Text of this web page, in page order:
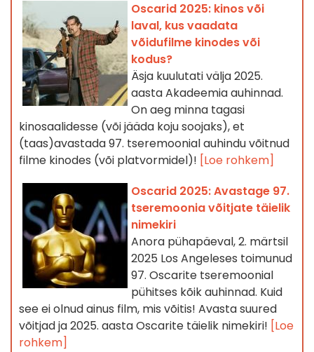
Oscarid 2025: kinos või
laval, kus vaadata
võidufilme kinodes või
kodus?
Äsja kuulutati välja 2025.
aasta Akadeemia auhinnad.
On aeg minna tagasi
kinosaalidesse (või jääda koju soojaks), et
(taas)avastada 97. tseremoonial auhindu võitnud
filme kinodes (või platvormidel)! [Loe rohkem]
Oscarid 2025: Avastage 97.
tseremoonia võitjate täielik
nimekiri
Anora pühapäeval, 2. märtsil
2025 Los Angeleses toimunud
97. Oscarite tseremoonial
pühitses kõik auhinnad. Kuid
see ei olnud ainus film, mis võitis! Avasta suured
võitjad ja 2025. aasta Oscarite täielik nimekiri! [Loe
rohkem]